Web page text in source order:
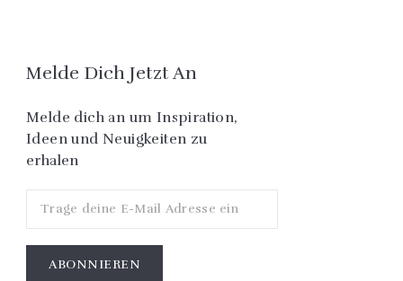
Melde Dich Jetzt An
Melde dich an um Inspiration,
Ideen und Neuigkeiten zu
erhalen